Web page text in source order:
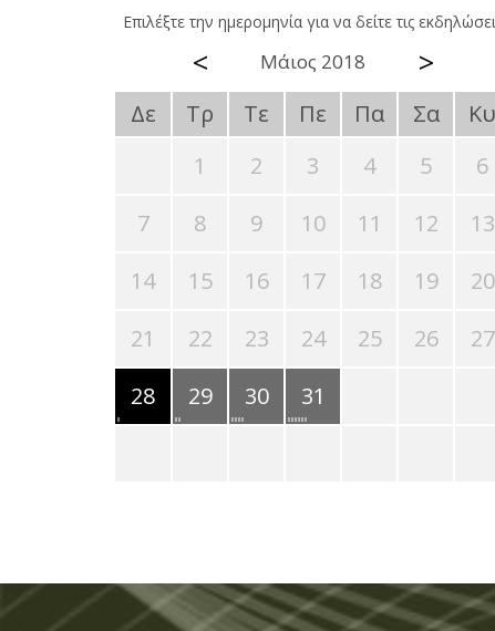
Επιλέξτε την ημερομηνία για να δείτε τις
< Μάιος 2018 >
Δε Τρ Τε Πε Πα Σα
Κυ
1
2 3 4 5
6
7
8 9 10 11 12
13
14
15 16 17 18 19
20
21
22 23 24 25 26
27
28
29 30 31